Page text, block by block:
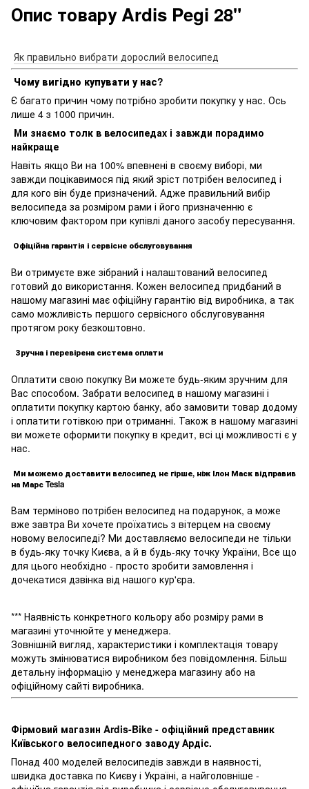
Опис товару Ardis Pegi 28"
Як правильно вибрати дорослий велосипед
Чому вигідно купувати у нас?
Є багато причин чому потрібно зробити покупку у нас. Ось
лише 4 з 1000 причин.
Ми знаємо толк в велосипедах і завжди порадимо
найкраще
Навіть якщо Ви на 100% впевнені в своєму виборі, ми
завжди поцікавимося під який зріст потрібен велосипед і
для кого він буде призначений. Адже правильний вибір
велосипеда за розміром рами і його призначенню є
ключовим фактором при купівлі даного засобу пересування.
Офіційна гарантія і сервісне обслуговування
Ви отримуєте вже зібраний і налаштований велосипед
готовий до використання. Кожен велосипед придбаний в
нашому магазині має офіційну гарантію від виробника, а так
само можливість першого сервісного обслуговування
протягом року безкоштовно.
Зручна і перевірена система оплати
Оплатити свою покупку Ви можете будь-яким зручним для
Вас способом. Забрати велосипед в нашому магазині і
оплатити покупку картою банку, або замовити товар додому
і оплатити готівкою при отриманні. Також в нашому магазині
ви можете оформити покупку в кредит, всі ці можливості є у
нас.
Ми можемо доставити велосипед не гірше, ніж Ілон Маск відправив
на Марс Tesla
Вам терміново потрібен велосипед на подарунок, а може
вже завтра Ви хочете проїхатись з вітерцем на своєму
новому велосипеді? Ми доставляємо велосипеди не тільки
в будь-яку точку Києва, а й в будь-яку точку України, Все що
для цього необхідно - просто зробити замовлення і
дочекатися дзвінка від нашого кур'єра.
*** Наявність конкретного кольору або розміру рами в
магазині уточнюйте у менеджера.
Зовнішній вигляд, характеристики і комплектація товару
можуть змінюватися виробником без повідомлення. Більш
детальну інформацію у менеджера магазину або на
офіційному сайті виробника.
Фірмовий магазин Ardis-Bike - офіційний представник
Київського велосипедного заводу Ардіс.
Понад 400 моделей велосипедів завжди в наявності,
швидка доставка по Києву і Україні, а найголовніше -